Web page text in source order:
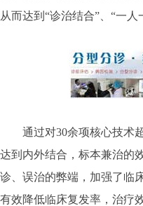
从而达到“诊治结合”、“一人
通过对30余项核心技术超
达到内外结合，标本兼治的
诊、误治的弊端，加强了临
有效降低临床复发率，治疗